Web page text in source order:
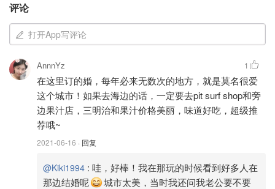
古老的建筑。我很喜欢这座城堡，主要是它靠海，配合外面
绿色的草坪，非常漂亮。成人门票15刀，门票有效期长达7
天，儿童不要门票，但是得有成年人陪同进入参观。后来这
个城堡一度被用作军事监狱，所以里面有展示一些当时驻守
城堡的军人的生活场景。疫情前还有炮兵演习，去玩的时候
才知道那些城堡上的大炮居然都是真的可以用的。演习的时
候我们被要求在固定地点观看，说实话朝海里开炮的声音真
的很响啊🤣据说现在已经改成看纪录片了……
评论
打开App写评论
AnnnYz
在这里订的婚，每年必来无数次的地方，就是莫名很爱
这个城市！如果去海边的话，一定要去pit surf shop和旁
边果汁店，三明治和果汁价格美丽，味道好吃，超级推
荐哦~
2021-06-16 · 回复
1
@Kiki1994 : 哇，好棒！我在那玩的时候看到好多人在
那边结婚呢
城市太美，当时我还问我老公要不要